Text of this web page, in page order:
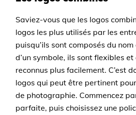
Saviez-vous que les logos
logos les plus utilisés par les
puisqu’ils sont composés du
d’un symbole, ils sont flexibles
reconnus plus facilement. C’est
logos qui peut être pertinent
de photographie. Commencez
parfaite, puis choisissez une